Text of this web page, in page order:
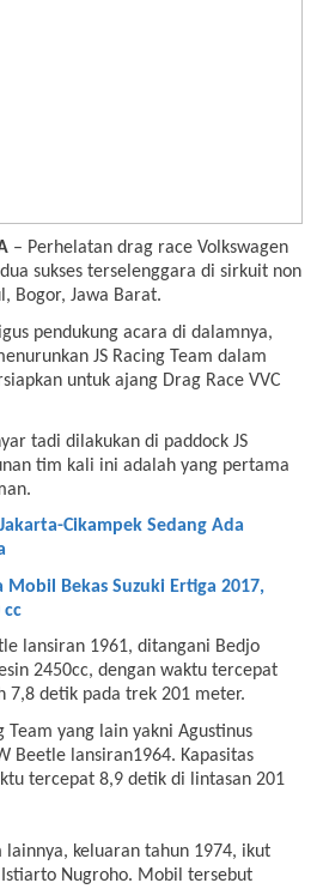
– Perhelatan drag race Volkswagen
sukses terselenggara di sirkuit non
Bogor, Jawa Barat.
pendukung acara di dalamnya,
JS Racing Team dalam
untuk ajang Drag Race VVC
tadi dilakukan di paddock JS
tim kali ini adalah yang pertama
Cikampek Sedang Ada
Mobil Bekas Suzuki Ertiga 2017,
cc
lansiran 1961, ditangani Bedjo
2450cc, dengan waktu tercepat
7,8 detik pada trek 201 meter.
Team yang lain yakni Agustinus
Beetle lansiran1964. Kapasitas
tercepat 8,9 detik di lintasan 201
lainnya, keluaran tahun 1974, ikut
Nugroho. Mobil tersebut